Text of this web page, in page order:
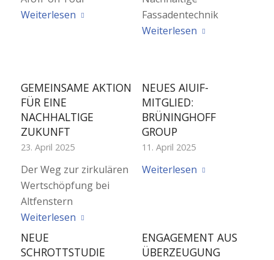
Weiterlesen
Fassadentechnik
Weiterlesen
GEMEINSAME AKTION
FÜR EINE
NACHHALTIGE
ZUKUNFT
23. April 2025
Der Weg zur zirkulären
Wertschöpfung bei
Altfenstern
Weiterlesen
NEUES AIUIF-
MITGLIED:
BRÜNINGHOFF
GROUP
11. April 2025
Weiterlesen
NEUE
SCHROTTSTUDIE
ENGAGEMENT AUS
ÜBERZEUGUNG